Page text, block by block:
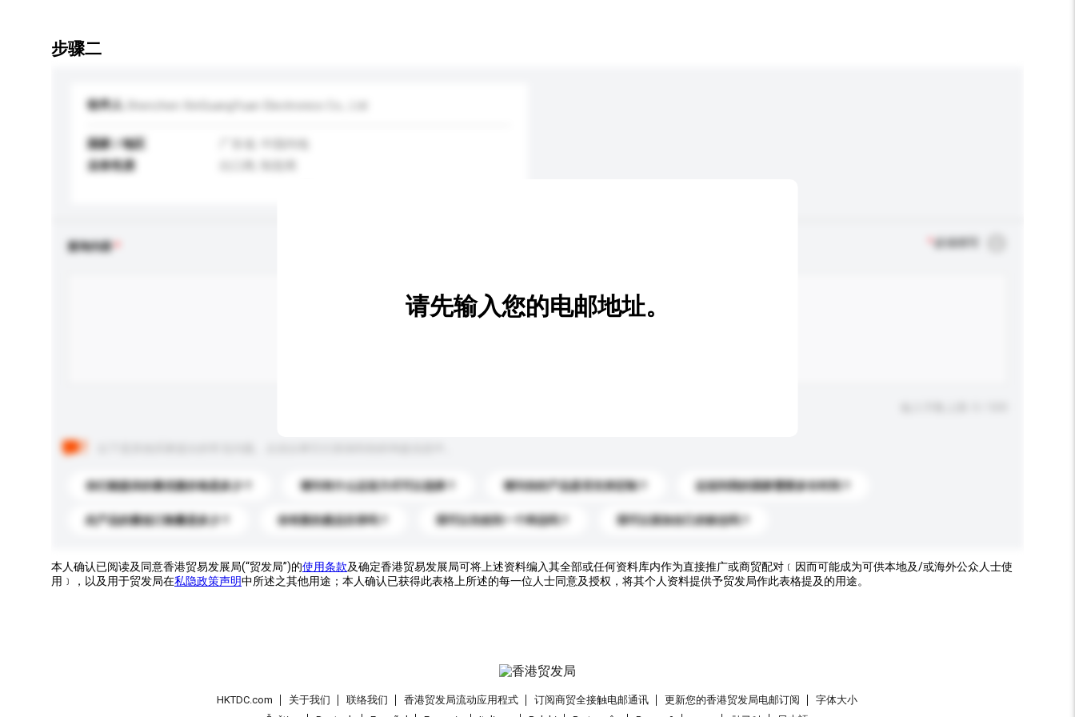
步骤二
收件人 Shenzhen XinGuangYuan Electronics Co., Ltd
国家 / 地区
业务性质
查询内容 必须填写
你们能提供的最优惠价格是多少？ 请问有什么运送方式可以选择？ 请问你的产品是否支持定制？ 运送到我的国家需要多长时间？
此产品的最低订购量是多少？ 你有新的產品目录吗？ 我可以先收到一个样品吗？ 我可以添加自己的标志吗？
请先输入您的电邮地址。
本人确认已阅读及同意香港贸易发展局(“贸发局”)的使用条款及确定香港贸易发展局可将上述资料编入其全部或任何资料库内作为直接推广或商贸配对﹝因而可能成为可供本地及/或海外公众人士使
用﹞，以及用于贸发局在私隐政策声明中所述之其他用途；本人确认已获得此表格上所述的每一位人士同意及授权，将其个人资料提供予贸发局作此表格提及的用途。
HKTDC.com 关于我们 联络我们 香港贸发局流动应用程式 订阅商贸全接触电邮通讯 更新您的香港贸发局电邮订阅
字体大小